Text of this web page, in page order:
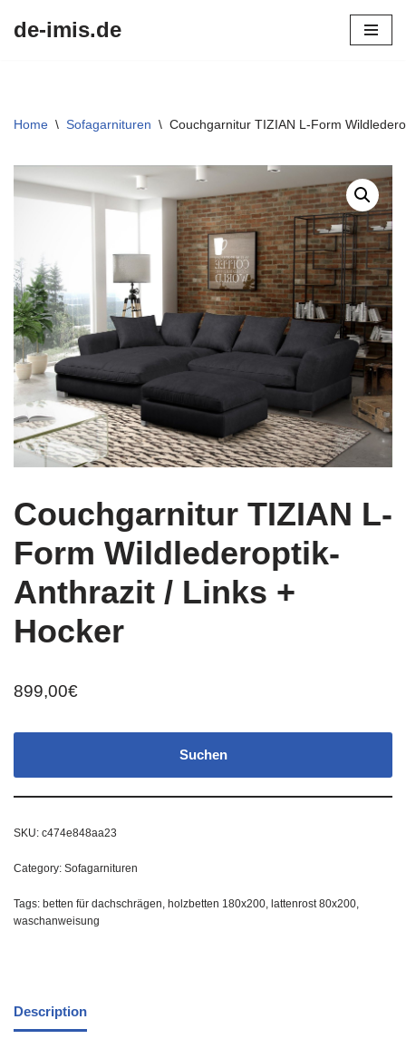
de-imis.de
Home \ Sofagarnituren \ Couchgarnitur TIZIAN L-Form
Couchgarnitur TIZIAN L-
Form Wildlederoptik-
Anthrazit / Links +
Hocker
899,00€
Suchen
SKU: c474e848aa23
Category: Sofagarnituren
Tags: betten für dachschrägen, holzbetten 180x200, lattenrost 80x200,
waschanweisung
Description